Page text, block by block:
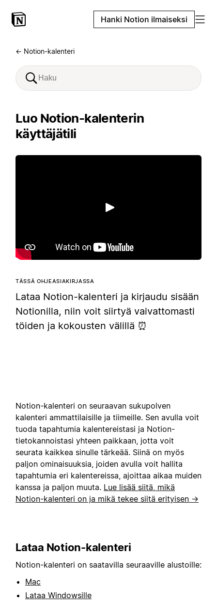
Hanki Notion ilmaiseksi
← Notion-kalenteri
Luo Notion-kalenterin
käyttäjätili
Toista
TÄSSÄ OHJEASIAKIRJASSA
Lataa Notion-kalenteri ja kirjaudu sisään
Notionilla, niin voit siirtyä vaivattomasti
töiden ja kokousten välillä ⏰
Notion-kalenteri on seuraavan sukupolven
kalenteri ammattilaisille ja tiimeille. Sen avulla voit
tuoda tapahtumia kalentereistasi ja Notion-
tietokannoistasi yhteen paikkaan, jotta voit
seurata kaikkea sinulle tärkeää. Siinä on myös
paljon ominaisuuksia, joiden avulla voit hallita
tapahtumia eri kalentereissa, ajoittaa aikaa muiden
kanssa ja paljon muuta. Lue lisää siitä, mikä
Notion-kalenteri on ja mikä tekee siitä erityisen →
Lataa Notion-kalenteri
Notion-kalenteri on saatavilla seuraaville alustoille:
Mac
Lataa Windowsille